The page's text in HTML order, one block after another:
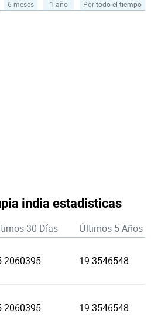
6 meses 1 año Por todo el tiempo
india estadisticas
30 Días Últimos 5 Años
19.3546548
19.3546548